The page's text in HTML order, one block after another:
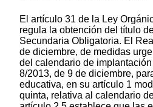
El artículo 31 de la Ley
regula la obtención del título
Secundaria Obligatoria. El
de diciembre, de medidas
del calendario de
8/2013, de 9 de diciembre,
educativa, en su artículo 1
quinta, relativa al calendario